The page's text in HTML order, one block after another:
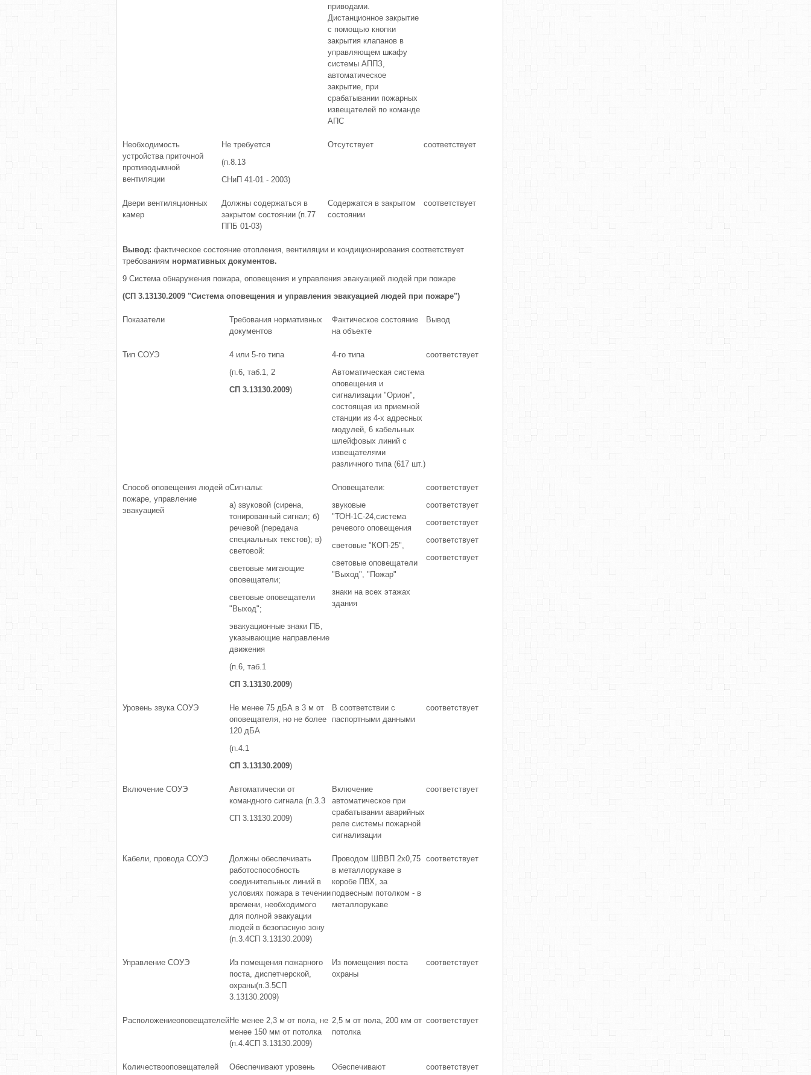
приводами.
Дистанционное закрытие
с помощью кнопки
закрытия клапанов в
управляющем шкафу
системы АППЗ,
автоматическое
закрытие, при
срабатывании пожарных
извещателей по команде
АПС
Необходимость
устройства приточной
противодымной
вентиляции
Не требуется
(п.8.13
СНиП 41-01 - 2003)
Отсутствует соответствует
Двери вентиляционных
камер
Должны содержаться в
закрытом состоянии (п.77
ППБ 01-03)
Содержатся в закрытом
состоянии
соответствует
Вывод: фактическое состояние отопления, вентиляции и кондиционирования соответствует
требованиям нормативных документов.
9 Система обнаружения пожара, оповещения и управления эвакуацией людей при пожаре
(СП 3.13130.2009 "Система оповещения и управления эвакуацией людей при пожаре")
Показатели
Требования нормативных
документов
Фактическое состояние
на объекте
Вывод
Тип СОУЭ
4 или 5-го типа
(п.6, таб.1, 2
СП 3.13130.2009)
4-го типа
Автоматическая система
оповещения и
сигнализации "Орион",
состоящая из приемной
станции из 4-х адресных
модулей, 6 кабельных
шлейфовых линий с
извещателями
различного типа (617 шт.)
соответствует
Способ оповещения людей о
пожаре, управление
эвакуацией
Сигналы:
а) звуковой (сирена,
тонированный сигнал; б)
речевой (передача
специальных текстов); в)
световой:
световые мигающие
оповещатели;
световые оповещатели
"Выход";
эвакуационные знаки ПБ,
указывающие направление
движения
(п.6, таб.1
СП 3.13130.2009)
Оповещатели:
звуковые
"ТОН-1С-24,система
речевого оповещения
световые "КОП-25",
световые оповещатели
"Выход", "Пожар"
знаки на всех этажах
здания
соответствует
соответствует
соответствует
соответствует
соответствует
Уровень звука СОУЭ
Не менее 75 дБА в 3 м от
оповещателя, но не более
120 дБА
(п.4.1
СП 3.13130.2009)
В соответствии с
паспортными данными
соответствует
Включение СОУЭ
Автоматически от
командного сигнала (п.3.3
СП 3.13130.2009)
Включение
автоматическое при
срабатывании аварийных
реле системы пожарной
сигнализации
соответствует
Кабели, провода СОУЭ
Должны обеспечивать
работоспособность
соединительных линий в
условиях пожара в течении
времени, необходимого
для полной эвакуации
людей в безопасную зону
(п.3.4СП 3.13130.2009)
Проводом ШВВП 2х0,75
в металлорукаве в
коробе ПВХ, за
подвесным потолком - в
металлорукаве
соответствует
Управление СОУЭ
Из помещения пожарного
поста, диспетчерской,
охраны(п.3.5СП
3.13130.2009)
Из помещения поста
охраны
соответствует
РасположениеоповещателейНе менее 2,3 м от пола, не
менее 150 мм от потолка
(п.4.4СП 3.13130.2009)
2,5 м от пола, 200 мм от
потолка
соответствует
Количествооповещателей
Обеспечивают уровень
Обеспечивают
соответствует